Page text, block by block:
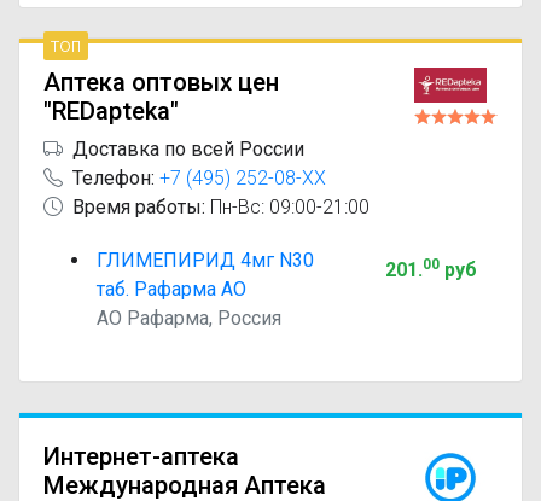
топ
Аптека оптовых цен
"REDapteka"
Доставка по всей России
Телефон: +7 (495) 252-08-XX
Время работы: Пн-Вс: 09:00-21:00
ГЛИМЕПИРИД 4мг N30
таб. Рафарма АО
АО Рафарма, Россия
201.00руб
Интернет-аптека
Международная Аптека